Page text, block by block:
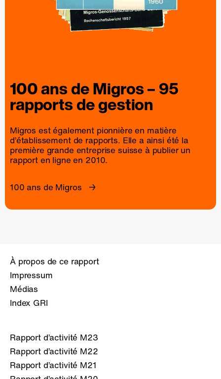
100 ans deMigros– 95
rapportsdegestion
Migros est également pionnière en matière
d’établissement de rapports. Elle a ainsi été la
première grande entreprise suisse à publier un
rapport en ligne en 2010.
100 ans de Migros
À propos de ce rapport
Impressum
Médias
Index GRI
Rapport d’activité M23
Rapport d’activité M22
Rapport d’activité M21